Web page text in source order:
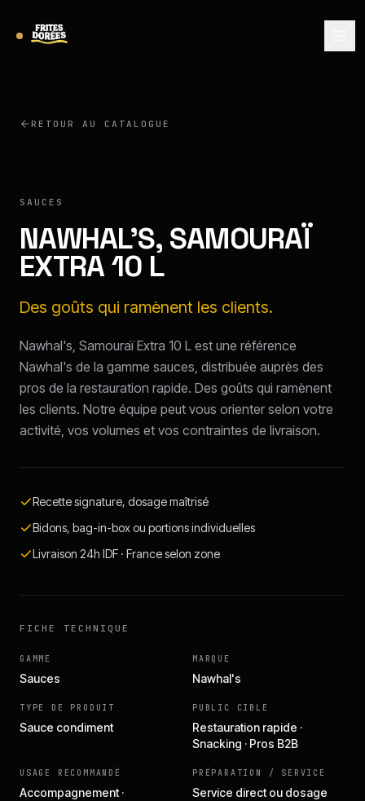
RETOUR AU CATALOGUE
SAUCES
NAWHAL'S, SAMOURAÏ
EXTRA 10 L
Des goûts qui ramènent les clients.
Nawhal's, Samouraï Extra 10 L est une référence
Nawhal's de la gamme sauces, distribuée auprès des
pros de la restauration rapide. Des goûts qui ramènent
les clients. Notre équipe peut vous orienter selon votre
activité, vos volumes et vos contraintes de livraison.
Recette signature, dosage maîtrisé
Bidons, bag-in-box ou portions individuelles
Livraison 24h IDF · France selon zone
FICHE TECHNIQUE
GAMME
Sauces
MARQUE
Nawhal's
TYPE DE PRODUIT
Sauce condiment
PUBLIC CIBLE
Restauration rapide ·
Snacking · Pros B2B
USAGE RECOMMANDÉ
Accompagnement ·
PRÉPARATION / SERVICE
Service direct ou dosage